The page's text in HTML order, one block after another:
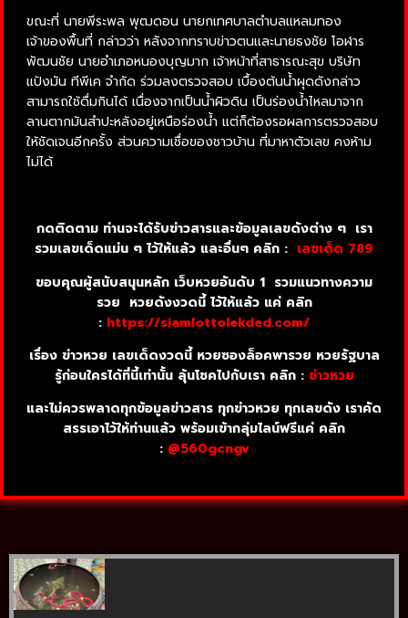
ขณะที่ นายพีระพล พุฒดอน นายกเทศบาลตำบลแหลมทอง
เจ้าของพื้นที่ กล่าวว่า หลังจากทราบข่าวตนและนายธงชัย โอฬาร
พัฒนชัย นายอำเภอหนองบุญมาก เจ้าหน้าที่สาธารณะสุข บริษัท
แป้งมัน ทีพีเค จำกัด ร่วมลงตรวจสอบ เบื้องต้นน้ำผุดดังกล่าว
สามารถใช้ดื่มกินได้ เนื่องจากเป็นน้ำผิวดิน เป็นร่องน้ำไหลมาจาก
ลานตากมันสำปะหลังอยู่เหนือร่องน้ำ แต่ก็ต้องรอผลการตรวจสอบ
ให้ชัดเจนอีกครั้ง ส่วนความเชื่อของชาวบ้าน ที่มาหาตัวเลข คงห้าม
ไม่ได้
กดติดตาม ท่านจะได้รับข่าวสารและข้อมูลเลขดังต่าง ๆ เรา
รวมเลขเด็ดแม่น ๆ ไว้ให้แล้ว และอื่นๆ คลิก : เลขเด็ด 789
ขอบคุณผู้สนับสนุนหลัก เว็บหวยอันดับ 1 รวมแนวทางความ
รวย หวยดังงวดนี้ ไว้ให้แล้ว แค่ คลิก
: https://siamlottolekded.com/
เรื่อง ข่าวหวย เลขเด็ดงวดนี้ หวยซองล็อคพารวย หวยรัฐบาล
รู้ก่อนใครได้ที่นี้เท่านั้น ลุ้นโชคไปกับเรา คลิก : ข่าวหวย
และไม่ควรพลาดทุกข้อมูลข่าวสาร ทุกข่าวหวย ทุกเลขดัง เราคัด
สรรเอาไว้ให้ท่านแล้ว พร้อมเข้ากลุ่มไลน์ฟรีแค่ คลิก
: @560gcngv